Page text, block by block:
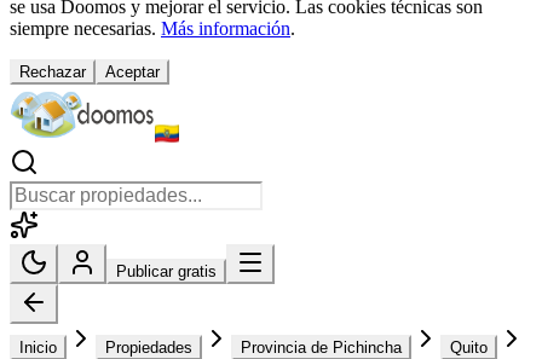
se usa Doomos y mejorar el servicio. Las cookies técnicas son
siempre necesarias. Más información.
Rechazar Aceptar
Publicar gratis
Inicio Propiedades Provincia de Pichincha Quito